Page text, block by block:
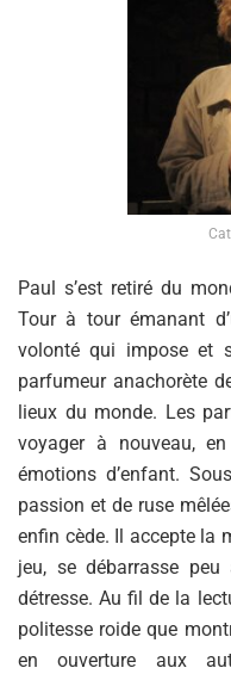
Paul s’est retiré du
Tour à tour émanant
volonté qui impose et
parfumeur anachorète
lieux du monde. Les
voyager à nouveau,
émotions d’enfant.
passion et de ruse
enfin cède. Il accepte la
jeu, se débarrasse
détresse. Au fil de la
politesse roide que
en ouverture aux